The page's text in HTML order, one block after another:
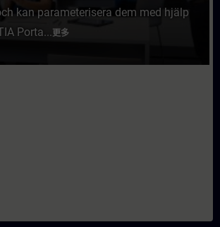
kan parameterisera dem med hjälp
Porta...更多